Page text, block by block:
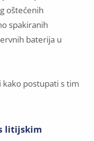
oštećenih
spakiranih
baterija u
postupati s tim
litijskim